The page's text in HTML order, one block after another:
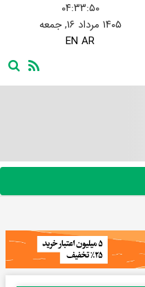
۰۴:۳۳:۵۱
۱۴۰۵ مرداد ۱۶, جمعه
EN AR